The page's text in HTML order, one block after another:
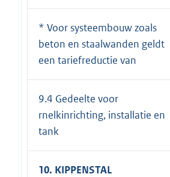
* Voor systeembouw zoals
beton en staalwanden geldt
een tariefreductie van
9.4 Gedeelte voor
rnelkinrichting, installatie en
tank
10. KIPPENSTAL